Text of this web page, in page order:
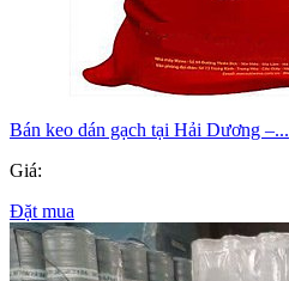
Bán keo dán gạch tại Hải Dương –...
Giá:
Đặt mua